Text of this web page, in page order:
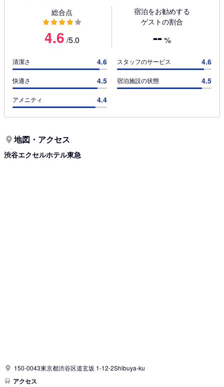
総合点
4.6 /5.0
宿泊をお勧めする
ゲストの割合
--%
清潔さ 4.6 スタッフのサービス 4.6
快適さ 4.5 宿泊施設の状態 4.5
アメニティ 4.4
地図・アクセス
渋谷エクセルホテル東急
150-0043東京都渋谷区道玄坂 1-12-2Shibuya-ku
アクセス